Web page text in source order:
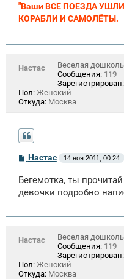
"Ваши ВСЕ ПОЕЗДА
КОРАБЛИ И САМОЛЁТЫ.
Настас
Веселая
Сообщения: 119
Зарегистрирован:
Пол: Женский
Откуда: Москва
С
о
б
щ
и
Настас 14 ноя 2011, 00:24
Бегемотка, ты
девочки подробно
Настас
Веселая
Сообщения: 119
Зарегистрирован:
Пол: Женский
Откуда: Москва